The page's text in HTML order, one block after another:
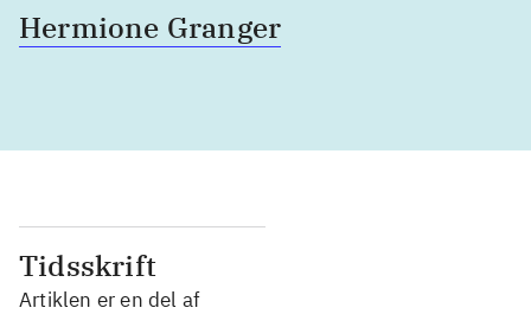
Hermione Granger
Tidsskrift
Artiklen er en del af